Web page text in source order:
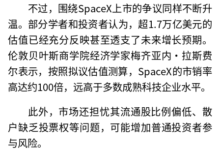
不过，围绕SpaceX上市的争议同样不断升
温。部分学者和投资者认为，超1.7万亿美元的
估值已经充分反映甚至透支了未来增长预期。
伦敦贝叶斯商学院经济学家梅齐亚内·拉斯费
尔表示，按照拟议估值测算，SpaceX的市销率
高达约100倍，远高于多数成熟科技企业水平。
此外，市场还担忧其流通股比例偏低、散
户缺乏投票权等问题，可能增加普通投资者参
与风险。